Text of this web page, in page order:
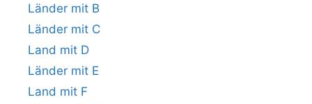
Länder mit B
Länder mit C
Land mit D
Länder mit E
Land mit F